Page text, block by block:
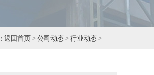
返回首页 > 公司动态 > 行业动态 >